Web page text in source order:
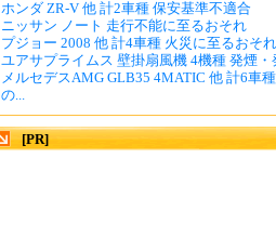
ホンダ ZR-V 他 計2車種 保安基準不適合
ニッサン ノート 走行不能に至るおそれ
プジョー 2008 他 計4車種 火災に至るおそれ
ユアサプライムス 壁掛扇風機 4機種 発煙・
メルセデスAMG GLB35 4MATIC 他 計6車
の...
[PR]